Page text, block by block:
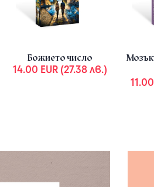
БЪРЗО
EUR (60.63 лв.) 41.46
Божието число
14.00 EUR (27.38 лв.)